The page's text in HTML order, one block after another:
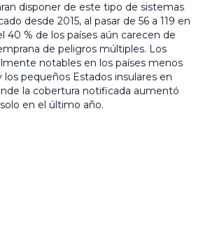
disponer de este tipo de sistemas
desde 2015, al pasar de 56 a 119 en
40 % de los países aún carecen de
de peligros múltiples. Los
notables en los países menos
los pequeños Estados insulares en
la cobertura notificada aumentó
en el último año.